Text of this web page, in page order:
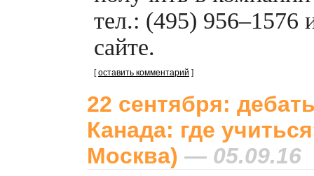
тел.: (495) 956–1576
сайте.
[оставить комментарий ]
22 сентября:
Канада: где
Москва) — 05.09.16